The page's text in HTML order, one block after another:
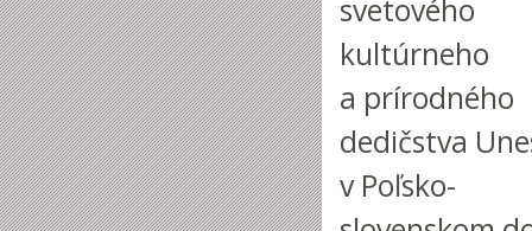
svetového
kultúrneho
a prírodného
dedičstva
v Poľsko-